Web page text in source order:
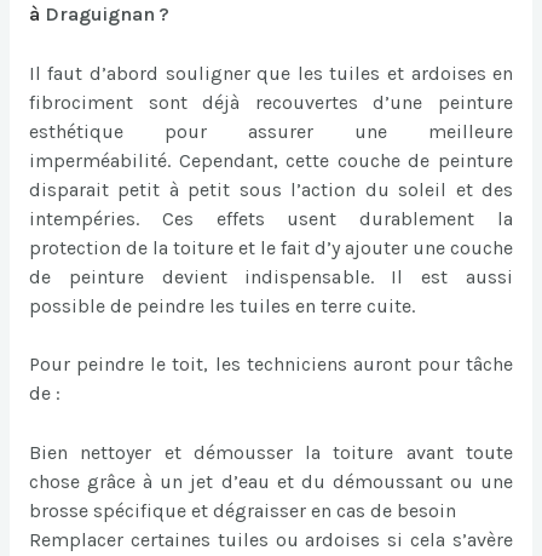
à Draguignan ?
Il faut d’abord souligner que les tuiles et ardoises en
fibrociment sont déjà recouvertes d’une peinture
esthétique pour assurer une meilleure
imperméabilité. Cependant, cette couche de peinture
disparait petit à petit sous l’action du soleil et des
intempéries. Ces effets usent durablement la
protection de la toiture et le fait d’y ajouter une couche
de peinture devient indispensable. Il est aussi
possible de peindre les tuiles en terre cuite.
Pour peindre le toit, les techniciens auront pour tâche
de :
Bien nettoyer et démousser la toiture avant toute
chose grâce à un jet d’eau et du démoussant ou une
brosse spécifique et dégraisser en cas de besoin
Remplacer certaines tuiles ou ardoises si cela s’avère